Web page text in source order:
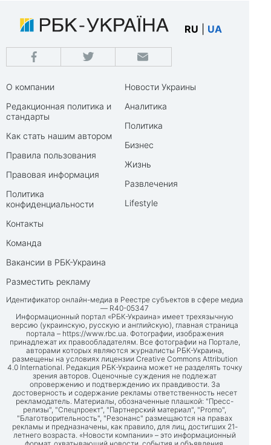
RU UA
О компании
Редакционная политика и
стандарты
Как стать нашим автором
Правила пользования
Правовая информация
Политика
конфиденциальности
Контакты
Команда
Вакансии в РБК-Украина
Разместить рекламу
Новости Украины
Аналитика
Политика
Бизнес
Жизнь
Развлечения
Lifestyle
Идентификатор онлайн-медиа в Реестре субъектов в сфере медиа
— R40-05347
Информационный портал «РБК-Украина» имеет трехязычную
версию (украинскую, русскую и английскую), главная страница
портала – https://www.rbc.ua. Фотографии, изображения
принадлежат их правообладателям. Все фотографии на Портале,
авторами которых являются журналисты РБК-Украина,
размещены на условиях лицензии Creative Commons Attribution
4.0 International. Редакция РБК-Украина может не разделять точку
зрения авторов. Оценочные суждения не подлежат
опровержению и подтверждению их правдивости. За
достоверность и содержание рекламы ответственность несет
рекламодатель. Материалы, обозначенные плашкой: "Пресс-
релизы", "Спецпроект", "Партнерский материал", "Promo",
"Благотворительность", "Резонанс" размещаются на правах
рекламы и предназначены, как правило, для лиц, достигших 21-
летнего возраста. «Новости компании» – это информационный